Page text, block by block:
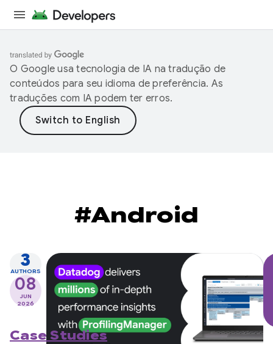
O Google usa tecnologia de IA na tradução de
conteúdos para seu idioma de preferência. As
traduções com IA podem ter erros.
#Android
3
AUTHORS
08
JUN
2026
Case Studies